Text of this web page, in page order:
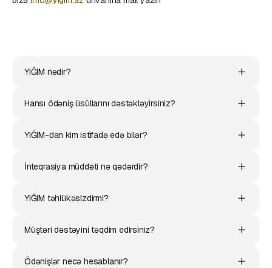
YIĞIM nədir?
Hansı ödəniş üsüllarını dəstəkləyirsiniz?
YIĞIM-dan kim istifadə edə bilər?
İnteqrasiya müddəti nə qədərdir?
YIĞIM təhlükəsizdirmi?
Müştəri dəstəyini təqdim edirsiniz?
Ödənişlər necə hesablanır?